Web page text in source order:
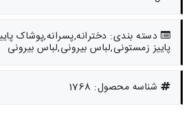
دسته بندی: دخترانه,پسرانه,پوشاک
پاییز زمستونی,لباس بیرونی,لباس بیرونی
شناسه محصول: 1768